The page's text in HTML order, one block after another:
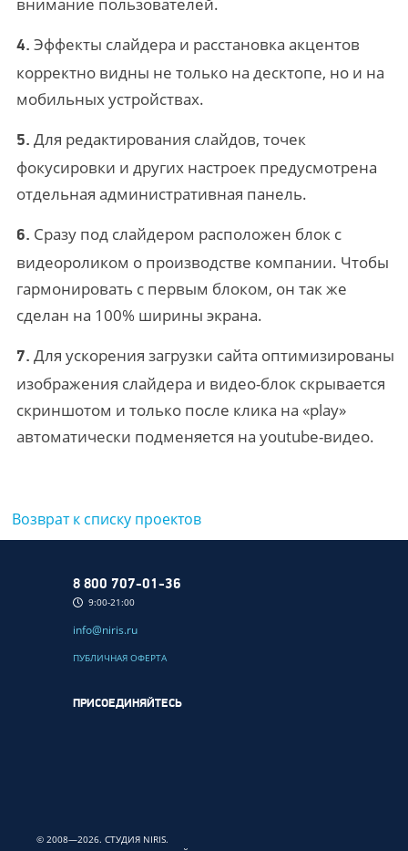
4. Эффекты слайдера и расстановка акцентов
корректно видны не только на десктопе, но и на
мобильных устройствах.
5. Для редактирования слайдов, точек
фокусировки и других настроек предусмотрена
отдельная административная панель.
6. Сразу под слайдером расположен блок с
видеороликом о производстве компании. Чтобы
гармонировать с первым блоком, он так же
сделан на 100% ширины экрана.
7. Для ускорения загрузки сайта оптимизированы
изображения слайдера и видео-блок скрывается
скриншотом и только после клика на «play»
автоматически подменяется на youtube-видео.
Возврат к списку проектов
8 800 707-01-36
9:00-21:00
info@niris.ru
ПУБЛИЧНАЯ ОФЕРТА
© 2008—2026. СТУДИЯ NIRIS.
ПРИСОЕДИНЯЙТЕСЬ